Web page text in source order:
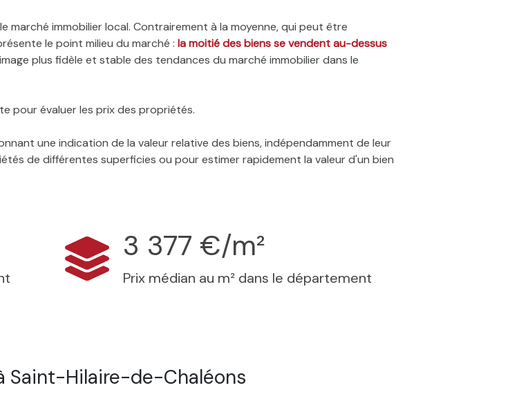
immobilier local. Contrairement à la moyenne, qui peut être
le point milieu du marché : la moitié des biens se vendent au-dessus
plus fidèle et stable des tendances du marché immobilier dans le
pour évaluer les prix des propriétés.
une indication de la valeur relative des biens, indépendamment de leur
de différentes superficies ou pour estimer rapidement la valeur d'un bien
3 377 €/m²
Prix médian au m² dans le département
Saint-Hilaire-de-Chaléons